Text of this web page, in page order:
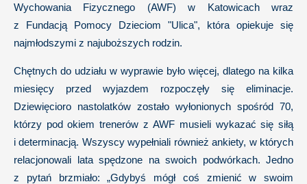
Wychowania Fizycznego (AWF) w Katowicach wraz
z Fundacją Pomocy Dzieciom "Ulica", która opiekuje się
najmłodszymi z najuboższych rodzin.
Chętnych do udziału w wyprawie było więcej, dlatego na kilka
miesięcy przed wyjazdem rozpoczęły się eliminacje.
Dziewięcioro nastolatków zostało wyłonionych spośród 70,
którzy pod okiem trenerów z AWF musieli wykazać się siłą
i determinacją. Wszyscy wypełniali również ankiety, w których
relacjonowali lata spędzone na swoich podwórkach. Jedno
z pytań brzmiało: „Gdybyś mógł coś zmienić w swoim